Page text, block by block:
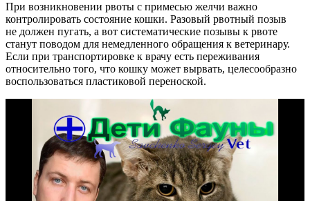
При возникновении рвоты с примесью желчи важно
контролировать состояние кошки. Разовый рвотный позыв
не должен пугать, а вот систематические позывы к рвоте
станут поводом для немедленного обращения к ветеринару.
Если при транспортировке к врачу есть переживания
относительно того, что кошку может вырвать, целесообразно
воспользоваться пластиковой переноской.